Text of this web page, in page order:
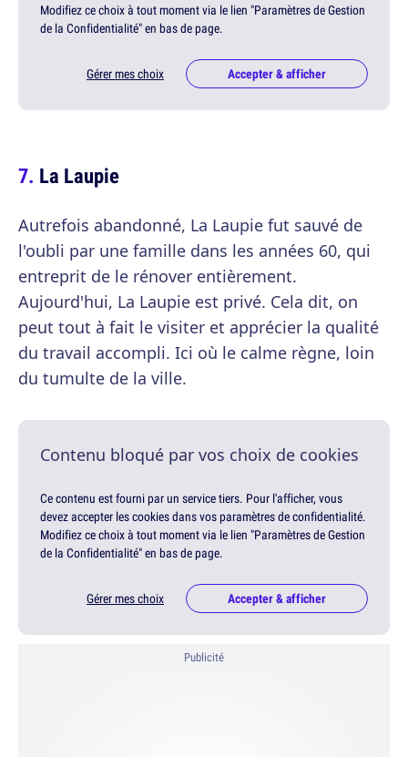
Modifiez ce choix à tout moment via le lien "Paramètres de Gestion
de la Confidentialité" en bas de page.
Gérer mes choix Accepter & afficher
La Laupie
Autrefois abandonné, La Laupie fut sauvé de
l'oubli par une famille dans les années 60, qui
entreprit de le rénover entièrement.
Aujourd'hui, La Laupie est privé. Cela dit, on
peut tout à fait le visiter et apprécier la qualité
du travail accompli. Ici où le calme règne, loin
du tumulte de la ville.
Contenu bloqué par vos choix de cookies
Ce contenu est fourni par un service tiers. Pour l'afficher, vous
devez accepter les cookies dans vos paramètres de confidentialité.
Modifiez ce choix à tout moment via le lien "Paramètres de Gestion
de la Confidentialité" en bas de page.
Gérer mes choix Accepter & afficher
Publicité